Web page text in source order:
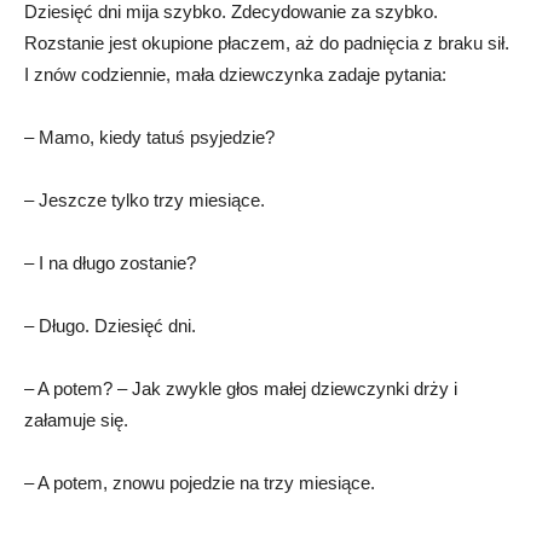
Dziesięć dni mija szybko. Zdecydowanie za szybko.
Rozstanie jest okupione płaczem, aż do padnięcia z braku sił.
I znów codziennie, mała dziewczynka zadaje pytania:
– Mamo, kiedy tatuś psyjedzie?
– Jeszcze tylko trzy miesiące.
– I na długo zostanie?
– Długo. Dziesięć dni.
– A potem? – Jak zwykle głos małej dziewczynki drży i
załamuje się.
– A potem, znowu pojedzie na trzy miesiące.